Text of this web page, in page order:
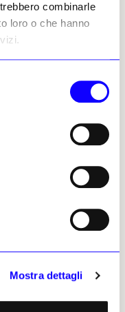
combinarle
loro o che hanno
Mostra dettagli
percorribili a piedi,
validazione storico-